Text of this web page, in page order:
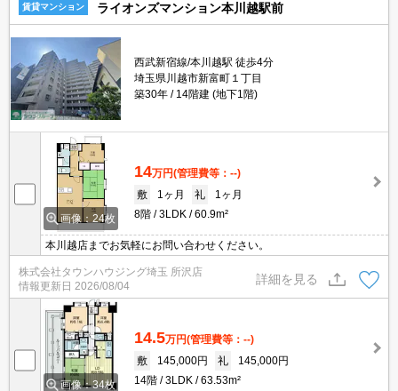
賃貸マンション ライオンズマンション本川越駅前
西武新宿線/本川越駅 徒歩4分
埼玉県川越市新富町１丁目
築30年
14階建 (地下1階)
画像：24枚
14万円(管理費等：--)
敷
1ヶ月 礼
1ヶ月
8階
3LDK 60.9m²
本川越店までお気軽にお問い合わせください。
株式会社タウンハウジング埼玉 所沢店
情報更新日 2026/08/04
詳細を見る
画像：34枚
14.5万円(管理費等：--)
敷
145,000円 礼
145,000円
14階
3LDK 63.53m²